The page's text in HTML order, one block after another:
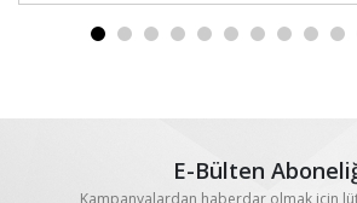
E-Bülten
Kampanyalardan haberdar olmak için